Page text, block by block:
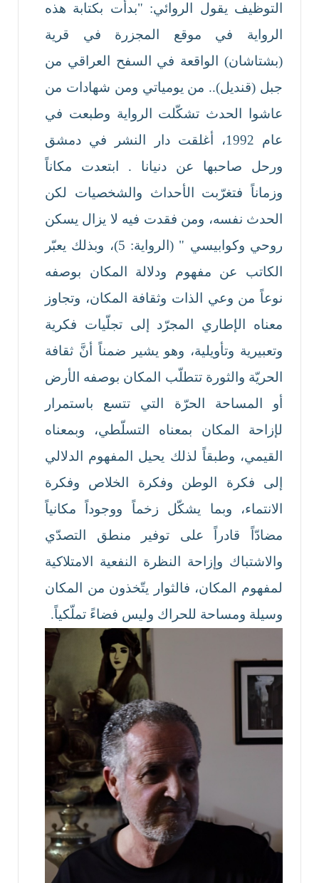
التوظيف يقول الروائي: "بدأت بكتابة هذه
الرواية في موقع المجزرة في قرية
(بشتاشان) الواقعة في السفح العراقي من
جبل (قنديل).. من يومياتي ومن شهادات من
عاشوا الحدث تشكّلت الرواية وطبعت في
عام 1992، أغلقت دار النشر في دمشق
ورحل صاحبها عن دنيانا . ابتعدت مكاناً
وزماناً فتغرّبت الأحداث والشخصيات لكن
الحدث نفسه، ومن فقدت فيه لا يزال يسكن
روحي وكوابيسي " (الرواية: 5)، وبذلك يعبّر
الكاتب عن مفهوم ودلالة المكان بوصفه
نوعاً من وعي الذات وثقافة المكان، وتجاوز
معناه الإطاري المجرّد إلى تجلّيات فكرية
وتعبيرية وتأويلية، وهو يشير ضمناً أنَّ ثقافة
الحريّة والثورة تتطلّب المكان بوصفه الأرض
أو المساحة الحرّة التي تتسع باستمرار
لإزاحة المكان بمعناه التسلّطي، وبمعناه
القيمي، وطبقاً لذلك يحيل المفهوم الدلالي
إلى فكرة الوطن وفكرة الخلاص وفكرة
الانتماء، وبما يشكّل زخماً ووجوداً مكانياً
مضادّاً قادراً على توفير منطق التصدّي
والاشتباك وإزاحة النظرة النفعية الامتلاكية
لمفهوم المكان، فالثوار يتّخذون من المكان
وسيلة ومساحة للحراك وليس فضاءً تملّكياً.